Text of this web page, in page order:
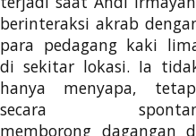
berinteraksi akrab
para pedagang kaki
di sekitar lokasi. Ia
hanya menyapa,
secara
memborong dagangan